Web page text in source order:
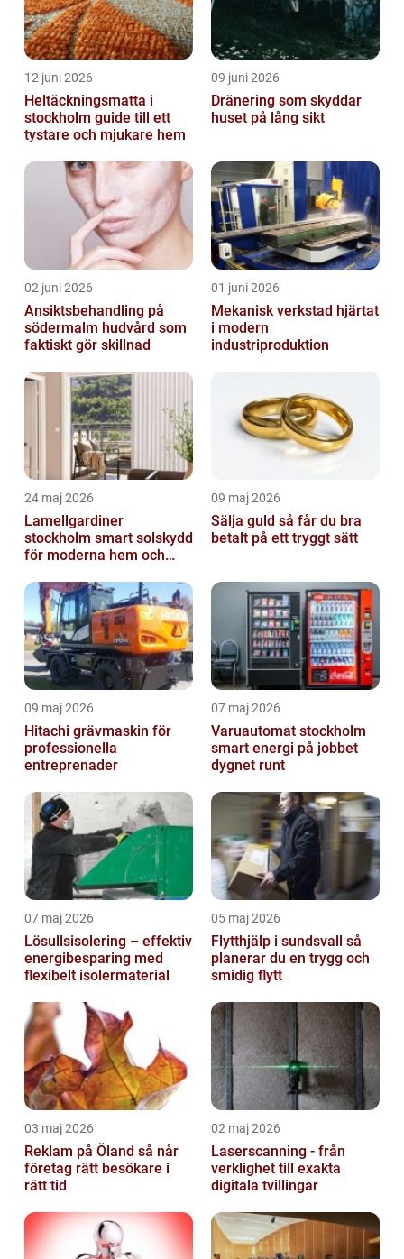
12 juni 2026
Heltäckningsmatta i
stockholm guide till ett
tystare och mjukare hem
09 juni 2026
Dränering som skyddar
huset på lång sikt
02 juni 2026
Ansiktsbehandling på
södermalm hudvård som
faktiskt gör skillnad
01 juni 2026
Mekanisk verkstad hjärtat
i modern
industriproduktion
24 maj 2026
Lamellgardiner
stockholm smart solskydd
för moderna hem och
09 maj 2026
Sälja guld så får du bra
betalt på ett tryggt sätt
09 maj 2026
Hitachi grävmaskin för
professionella
entreprenader
07 maj 2026
Varuautomat stockholm
smart energi på jobbet
dygnet runt
07 maj 2026
Lösullsisolering – effektiv
energibesparing med
flexibelt isolermaterial
05 maj 2026
Flytthjälp i sundsvall så
planerar du en trygg och
smidig flytt
03 maj 2026
Reklam på Öland så når
företag rätt besökare i
rätt tid
02 maj 2026
Laserscanning - från
verklighet till exakta
digitala tvillingar